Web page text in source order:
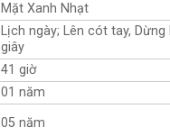
Mặt Xanh Nhạt
Lịch ngày; Lên cót tay, Dừng
giây
41 giờ
01 năm
05 năm